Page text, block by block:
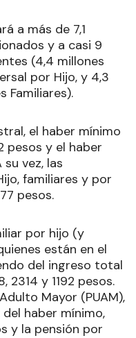
a más de 7,1
y a casi 9
(4,4 millones
por Hijo, y 4,3
Familiares).
el haber mínimo
pesos y el haber
vez, las
familiares y por
pesos.
por hijo (y
están en el
del ingreso total
2314 y 1192 pesos.
Mayor (PUAM),
haber mínimo,
y la pensión por